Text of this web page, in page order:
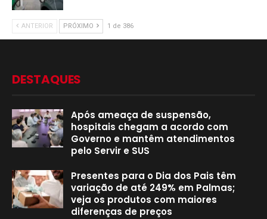
ANTERIOR PRÓXIMO 1 de 386
DESTAQUES
Após ameaça de suspensão,
hospitais chegam a acordo com
Governo e mantêm atendimentos
pelo Servir e SUS
Presentes para o Dia dos Pais têm
variação de até 249% em Palmas;
veja os produtos com maiores
diferenças de preços